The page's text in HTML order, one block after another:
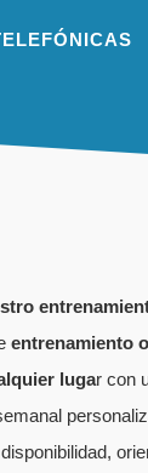
entrenamiento
lugar con